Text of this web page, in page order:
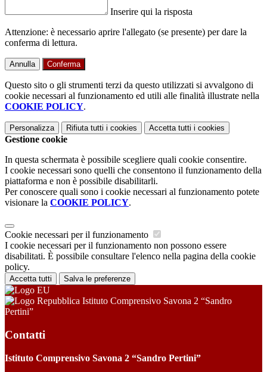
Inserire qui la risposta
Attenzione: è necessario aprire l'allegato (se presente) per dare la
conferma di lettura.
Annulla Conferma
Questo sito o gli strumenti terzi da questo utilizzati si avvalgono di
cookie necessari al funzionamento ed utili alle finalità illustrate nella
COOKIE POLICY.
Personalizza Rifiuta tutti i cookies Accetta tutti i cookies
Gestione cookie
In questa schermata è possibile scegliere quali cookie consentire.
I cookie necessari sono quelli che consentono il funzionamento della
piattaforma e non è possibile disabilitarli.
Per conoscere quali sono i cookie necessari al funzionamento potete
visionare la COOKIE POLICY.
Cookie necessari per il funzionamento
I cookie necessari per il funzionamento non possono essere
disabilitati. È possibile consultare l'elenco nella pagina della cookie
policy.
Accetta tutti Salva le preferenze
Istituto Comprensivo Savona 2 “Sandro
Pertini”
Contatti
Istituto Comprensivo Savona 2 “Sandro Pertini”